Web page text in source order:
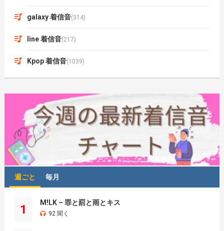
galaxy 着信音(314)
line 着信音(217)
Kpop 着信音(1039)
週ごと 毎月
1
M!LK – 罪と罰と雨とキス
92 聞く